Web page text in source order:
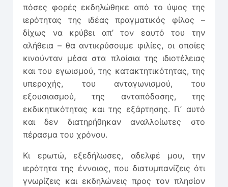
πόσες φορές εκδηλώθηκε από το ύψος της
ιερότητας της ιδέας πραγματικός φίλος –
δίχως να κρύβει απ’ τον εαυτό του την
αλήθεια – θα αντικρύσουμε φιλίες, οι οποίες
κινούνταν μέσα στα πλαίσια της ιδιοτέλειας
και του εγωισμού, της κατακτητικότητας, της
υπεροχής, του ανταγωνισμού, του
εξουσιασμού, της ανταπόδοσης, της
εκδικητικότητας και της εξάρτησης. Γι’ αυτό
και δεν διατηρήθηκαν αναλλοίωτες στο
πέρασμα του χρόνου.
Κι ερωτώ, εξεδήλωσες, αδελφέ μου, την
ιερότητα της έννοιας, που διατυμπανίζεις ότι
γνωρίζεις και εκδηλώνεις προς τον πλησίον